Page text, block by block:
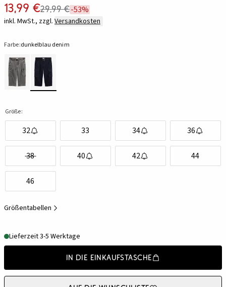
13,99 €29,99 €-53%
inkl. MwSt., zzgl. Versandkosten
Farbe:dunkelblau denim
Größe:
32 33 34 36
38 40 42 44
46
Größentabellen
Lieferzeit 3-5 Werktage
In die Einkaufstasche